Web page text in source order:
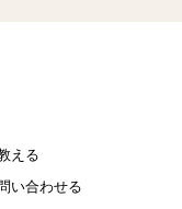
える
い合わせる